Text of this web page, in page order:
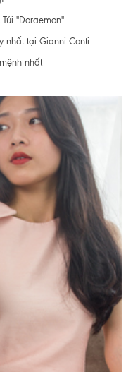
"Doraemon"
nhất tại Gianni Conti
nhất